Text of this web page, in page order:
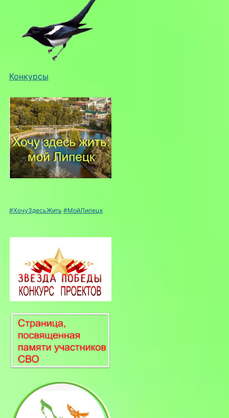
Конкурсы
#ХочуЗдесьЖить #МойЛипецк